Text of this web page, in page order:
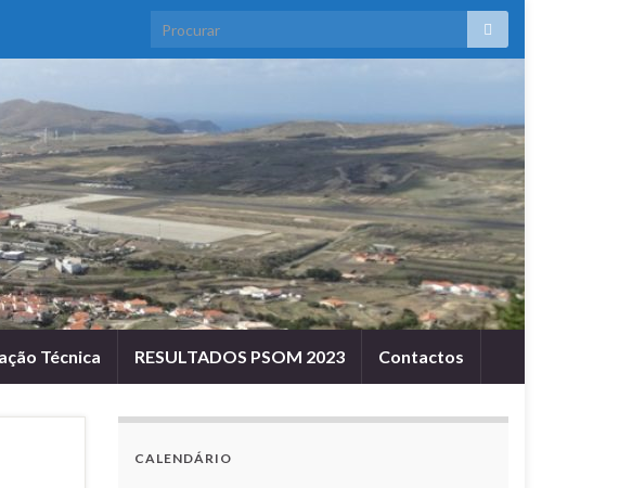
Técnica RESULTADOS PSOM 2023 Contactos
CALENDÁRIO